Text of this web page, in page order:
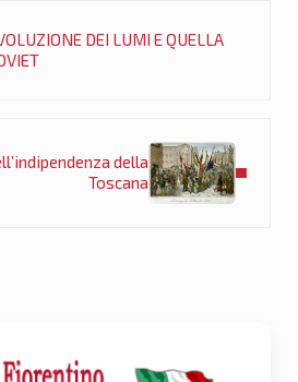
DEI LUMI E QUELLA
della
Toscana